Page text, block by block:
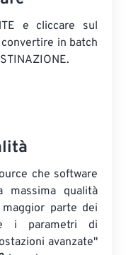
e cliccare sul
in batch
che software
massima qualità
parte dei
i parametri di
avanzate"